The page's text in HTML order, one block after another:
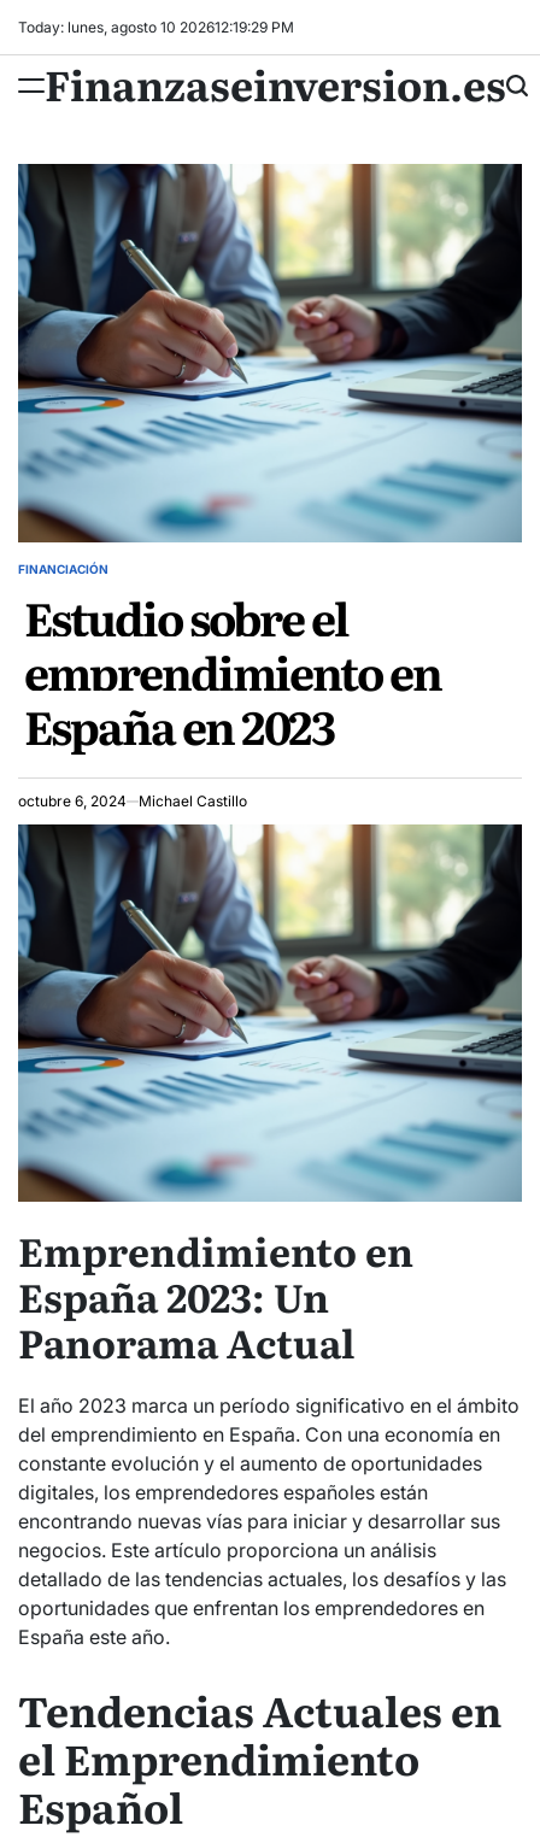
content
Today: lunes, agosto 10 202612:19:30 PM
Finanzaseinversion.es
POSTED
FINANCIACIÓN
Estudio sobre el
emprendimiento en
España en 2023
octubre 6, 2024 Michael Castillo
Emprendimiento en
España 2023: Un
Panorama Actual
El año 2023 marca un período significativo en el ámbito
del emprendimiento en España. Con una economía en
constante evolución y el aumento de oportunidades
digitales, los emprendedores españoles están
encontrando nuevas vías para iniciar y desarrollar sus
negocios. Este artículo proporciona un análisis
detallado de las tendencias actuales, los desafíos y las
oportunidades que enfrentan los emprendedores en
España este año.
Tendencias Actuales en
el Emprendimiento
Español